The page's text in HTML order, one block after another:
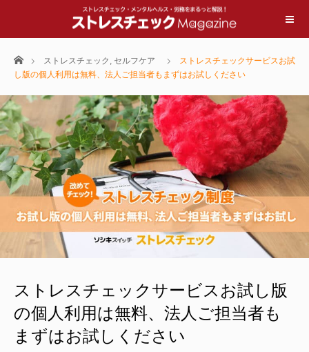
ホームストレスチェック , セルフケア
ストレスチェックサービスお試
し版の個人利用は無料、法人ご担当者もまずはお試しください
ストレスチェックサービスお試し版
の個人利用は無料、法人ご担当者も
まずはお試しください